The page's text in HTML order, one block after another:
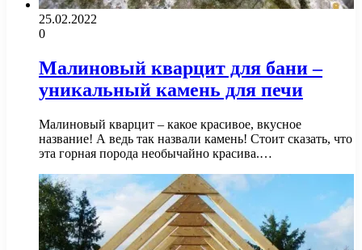
25.02.2022
0
Малиновый кварцит для бани –
уникальный камень для печи
Малиновый кварцит – какое красивое, вкусное
название! А ведь так назвали камень! Стоит сказать, что
эта горная порода необычайно красива.…